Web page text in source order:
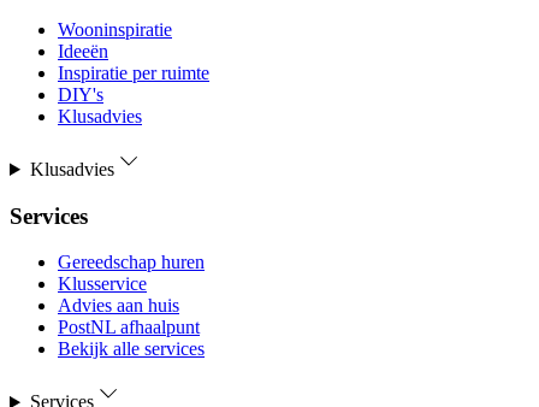
Wooninspiratie
Ideeën
Inspiratie per ruimte
DIY's
Klusadvies
Klusadvies
Services
Gereedschap huren
Klusservice
Advies aan huis
PostNL afhaalpunt
Bekijk alle services
Services